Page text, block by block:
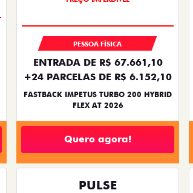
PREÇO IMPERDÍVEL
PESSOA FÍSICA
ENTRADA DE R$ 67.661,10
+24 PARCELAS DE R$ 6.152,10
FASTBACK IMPETUS TURBO 200 HYBRID
FLEX AT 2026
Quero agora!
PULSE